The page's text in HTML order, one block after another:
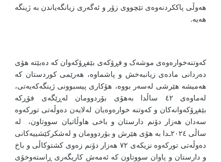
هەوڵی پاککردنەوەی تێچووی زۆر و ئەگەری زیانگەیاندن بە ژینگە
هەیە.
کەوتنەخوارەوەی موشەک و فڕۆکەی بێفڕۆکەوان کە دەبێتە هۆی
دەردانی مادەی زیانبەخش و پاشماوە، هەرێمی کوردستان کە
هەمیشە هێرشی لەسەر بووە، هۆکاری پیسبوونی ژینگەکەیەتی،
لەماوەی ٤٢ ساڵدا بەهۆی بۆردوومان لەڕێگەی فۆڕکە
بێفڕۆکەوانەکان و کەوتنە خوارەوەیان لەلایەن دەوڵەتی تورکەوە
سەدان هەزار دۆنم دارستان و باخی هاوڵاتیان سووتاون، لە
ساڵی ٢٠٢٤ـدا بە هۆی هێرش و بۆردوومان و لەشکركێشییەکانی
دەوڵەتی تورکەوە نزیکەی ٧٢ هەزار دۆنم زەوی کشتوکاڵی و باخ
و دارستان و پاوان سووتاون کە ئەمەش کاریگەری ڕاستەوخۆی